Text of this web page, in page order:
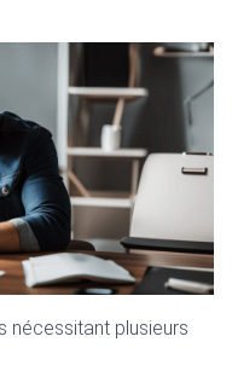
nécessitant plusieurs